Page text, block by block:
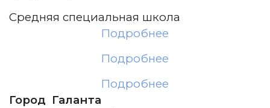
Средняя специальная школа
Подробнее
Подробнее
Подробнее
Город Галанта